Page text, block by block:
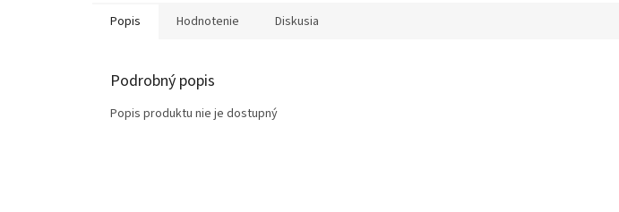
Popis Hodnotenie Diskusia
Podrobný popis
Popis produktu nie je dostupný